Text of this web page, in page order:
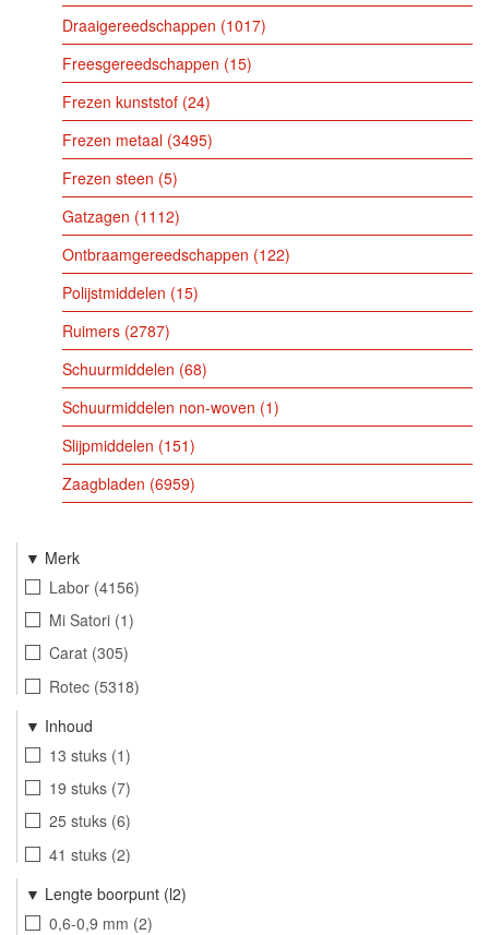
Draaigereedschappen 1017
Freesgereedschappen 15
Frezen kunststof 24
Frezen metaal 3495
Frezen steen 5
Gatzagen 1112
Ontbraamgereedschappen 122
Polijstmiddelen 15
Ruimers 2787
Schuurmiddelen 68
Schuurmiddelen non-woven 1
Slijpmiddelen 151
Zaagbladen 6959
Merk
Labor 4156
Mi Satori 1
Carat 305
Rotec 5318
Izar 48
Heco 2
Wera 35
Phantom
7261
International Tools
Dynaplus
Cool-Dip 2
Inhoud
13 stuks 1
19 stuks 7
25 stuks 6
41 stuks 2
50 stuks 2
170 stuks 5
Lengte boorpunt (l2)
0,6-0,9 mm 2